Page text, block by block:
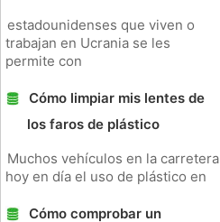
estadounidenses que viven o
trabajan en Ucrania se les
permite con
Cómo limpiar mis lentes de
los faros de plástico
Muchos vehículos en la carretera
hoy en día el uso de plástico en
Cómo comprobar un